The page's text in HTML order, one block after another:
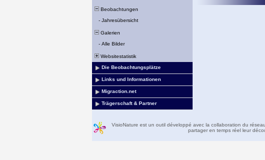
Beobachtungen
- Jahresübersicht
Galerien
- Alle Bilder
Websitestatistik
Die Beobachtungsplätze
Links und Informationen
Migraction.net
Trägerschaft & Partner
VisioNature est un outil développé avec la collaboration du
partager en temps réel leur